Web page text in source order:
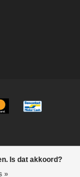
Is dat akkoord?
»